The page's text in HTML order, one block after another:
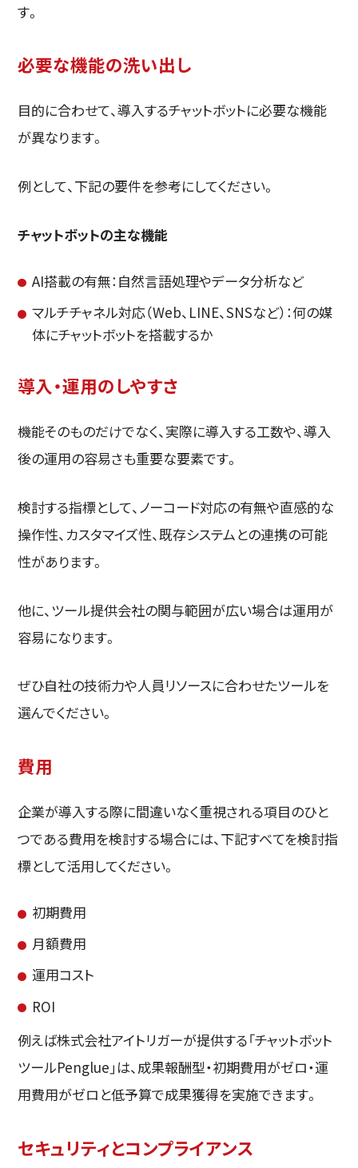
す。
必要な機能の洗い出し
目的に合わせて、導入するチャットボットに必要な機能
が異なります。
例として、下記の要件を参考にしてください。
チャットボットの主な機能
AI搭載の有無：自然言語処理やデータ分析など
マルチチャネル対応（Web、LINE、SNSなど）：何の媒
体にチャットボットを搭載するか
導入・運用のしやすさ
機能そのものだけでなく、実際に導入する工数や、導入
後の運用の容易さも重要な要素です。
検討する指標として、ノーコード対応の有無や直感的な
操作性、カスタマイズ性、既存システムとの連携の可能
性があります。
他に、ツール提供会社の関与範囲が広い場合は運用が
容易になります。
ぜひ自社の技術力や人員リソースに合わせたツールを
選んでください。
費用
企業が導入する際に間違いなく重視される項目のひと
つである費用を検討する場合には、下記すべてを検討指
標として活用してください。
初期費用
月額費用
運用コスト
ROI
例えば株式会社アイトリガーが提供する「チャットボット
ツールPenglue」は、成果報酬型・初期費用がゼロ・運
用費用がゼロと低予算で成果獲得を実施できます。
セキュリティとコンプライアンス